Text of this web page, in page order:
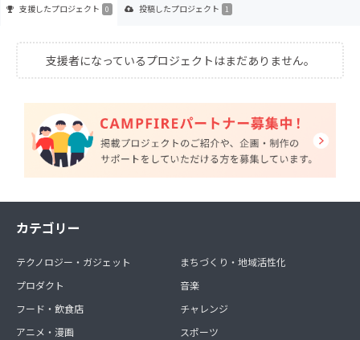
支援したプロジェクト 0 投稿したプロジェクト 1
支援者になっているプロジェクトはまだありません。
カテゴリー
テクノロジー・ガジェット
プロダクト
フード・飲食店
アニメ・漫画
まちづくり・地域活性化
音楽
チャレンジ
スポーツ